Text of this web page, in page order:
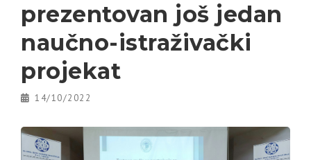
prezentovan još jedan
naučno-istraživački
projekat
14/10/2022